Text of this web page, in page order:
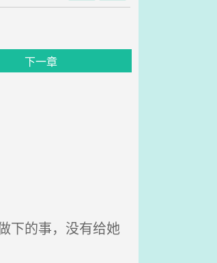
下一章
下的事，没有给她